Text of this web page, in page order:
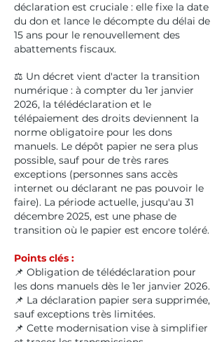
déclaration est cruciale : elle fixe la date
du don et lance le décompte du délai de
15 ans pour le renouvellement des
abattements fiscaux.
⚖️ Un décret vient d'acter la transition
numérique : à compter du 1er janvier
2026, la télédéclaration et le
télépaiement des droits deviennent la
norme obligatoire pour les dons
manuels. Le dépôt papier ne sera plus
possible, sauf pour de très rares
exceptions (personnes sans accès
internet ou déclarant ne pas pouvoir le
faire). La période actuelle, jusqu'au 31
décembre 2025, est une phase de
transition où le papier est encore toléré.
Points clés :
📌 Obligation de télédéclaration pour
les dons manuels dès le 1er janvier 2026.
📌 La déclaration papier sera supprimée,
sauf exceptions très limitées.
📌 Cette modernisation vise à simplifier